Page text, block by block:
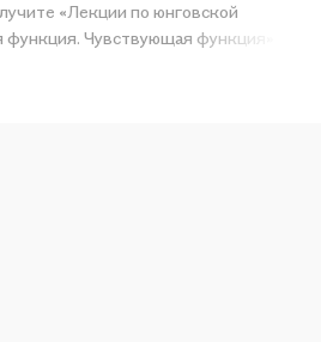
«Лекции по юнговской
Чувствующая функция» в